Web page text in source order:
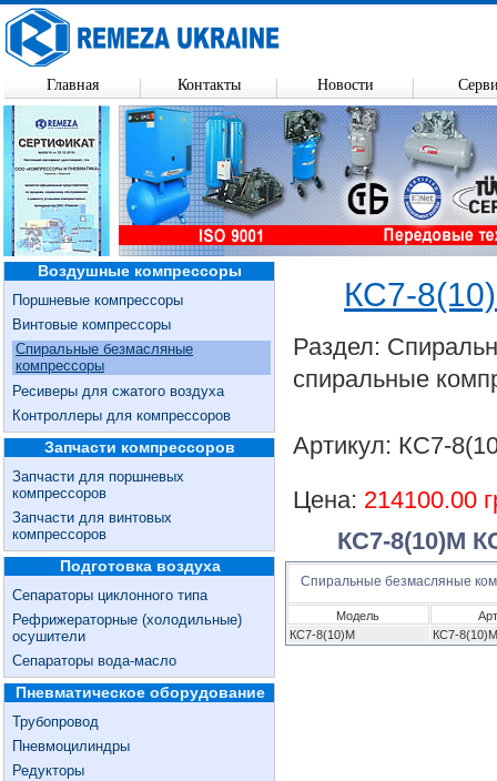
Воздушные компрессоры
Поршневые компрессоры
Винтовые компрессоры
Спиральные безмасляные
компрессоры
Ресиверы для сжатого воздуха
Контроллеры для компрессоров
Запчасти компрессоров
Запчасти для поршневых
компрессоров
Запчасти для винтовых
компрессоров
Подготовка воздуха
Сепараторы циклонного типа
Рефрижераторные (холодильные)
осушители
Сепараторы вода-масло
Пневматическое оборудование
Трубопровод
Пневмоцилиндры
Редукторы
КС7-
Раздел:
спиральные
Артикул: КС7-
Цена: 214100.00
КС7-8(10)М
Спиральные безмасляные
Модель
КС7-8(10)М
КС7-8(10)М
Главная Контакты Новости